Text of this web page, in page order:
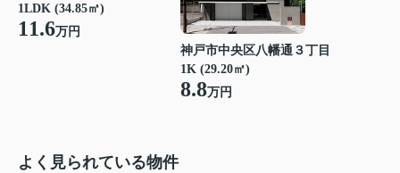
1LDK (34.85㎡)
11.6万円
神戸市中央区八幡通３丁目
1K (29.20㎡)
8.8万円
よく見られている物件